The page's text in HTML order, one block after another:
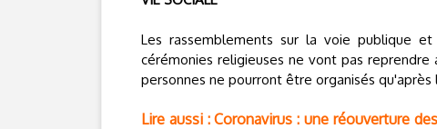
Les rassemblements sur la voie publique
cérémonies religieuses ne vont pas
personnes ne pourront être organisés
Lire aussi : Coronavirus : une réouverture